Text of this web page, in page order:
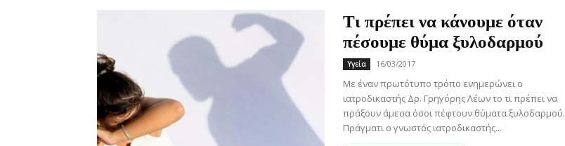
Τι πρέπει να κάνουμε όταν
πέσουμε θύμα ξυλοδαρμού
Υγεία 16/03/2017
Με έναν πρωτότυπο τρόπο ενημερώνει ο
ιατροδικαστής Δρ. Γρηγόρης Λέων το τι πρέπει να
πράξουν άμεσα όσοι πέφτουν θύματα ξυλοδαρμού.
Πράγματι ο γνωστός ιατροδικαστής...